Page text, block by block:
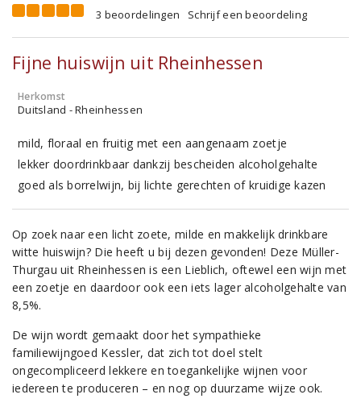
3 beoordelingen Schrijf een beoordeling
Fijne huiswijn uit Rheinhessen
Herkomst
Duitsland - Rheinhessen
mild, floraal en fruitig met een aangenaam zoetje
lekker doordrinkbaar dankzij bescheiden alcoholgehalte
goed als borrelwijn, bij lichte gerechten of kruidige kazen
Op zoek naar een licht zoete, milde en makkelijk drinkbare
witte huiswijn? Die heeft u bij dezen gevonden! Deze Müller-
Thurgau uit Rheinhessen is een Lieblich, oftewel een wijn met
een zoetje en daardoor ook een iets lager alcoholgehalte van
8,5%.
De wijn wordt gemaakt door het sympathieke
familiewijngoed Kessler, dat zich tot doel stelt
ongecompliceerd lekkere en toegankelijke wijnen voor
iedereen te produceren – en nog op duurzame wijze ook.